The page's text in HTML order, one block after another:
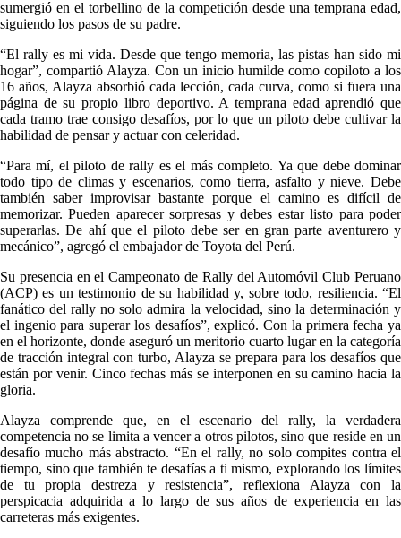
sumergió en el torbellino de la competición desde una temprana edad,
siguiendo los pasos de su padre.
“El rally es mi vida. Desde que tengo memoria, las pistas han sido mi
hogar”, compartió Alayza. Con un inicio humilde como copiloto a los
16 años, Alayza absorbió cada lección, cada curva, como si fuera una
página de su propio libro deportivo. A temprana edad aprendió que
cada tramo trae consigo desafíos, por lo que un piloto debe cultivar la
habilidad de pensar y actuar con celeridad.
“Para mí, el piloto de rally es el más completo. Ya que debe dominar
todo tipo de climas y escenarios, como tierra, asfalto y nieve. Debe
también saber improvisar bastante porque el camino es difícil de
memorizar. Pueden aparecer sorpresas y debes estar listo para poder
superarlas. De ahí que el piloto debe ser en gran parte aventurero y
mecánico”, agregó el embajador de Toyota del Perú.
Su presencia en el Campeonato de Rally del Automóvil Club Peruano
(ACP) es un testimonio de su habilidad y, sobre todo, resiliencia. “El
fanático del rally no solo admira la velocidad, sino la determinación y
el ingenio para superar los desafíos”, explicó. Con la primera fecha ya
en el horizonte, donde aseguró un meritorio cuarto lugar en la categoría
de tracción integral con turbo, Alayza se prepara para los desafíos que
están por venir. Cinco fechas más se interponen en su camino hacia la
gloria.
Alayza comprende que, en el escenario del rally, la verdadera
competencia no se limita a vencer a otros pilotos, sino que reside en un
desafío mucho más abstracto. “En el rally, no solo compites contra el
tiempo, sino que también te desafías a ti mismo, explorando los límites
de tu propia destreza y resistencia”, reflexiona Alayza con la
perspicacia adquirida a lo largo de sus años de experiencia en las
carreteras más exigentes.